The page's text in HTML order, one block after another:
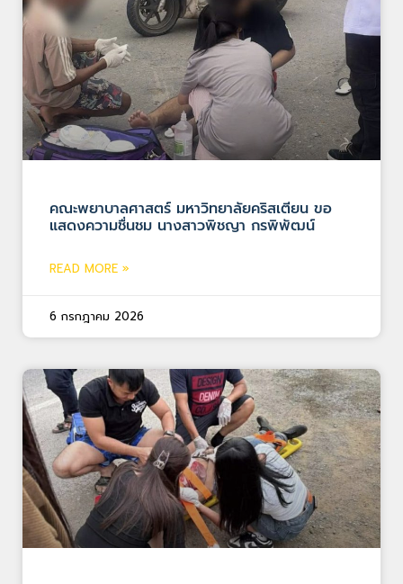
คณะพยาบาลศาสตร์ มหาวิทยาลัยคริสเตียน ขอ
แสดงความชื่นชม นางสาวพิชญา กรพิพัฒน์
READ MORE »
6 กรกฎาคม 2026